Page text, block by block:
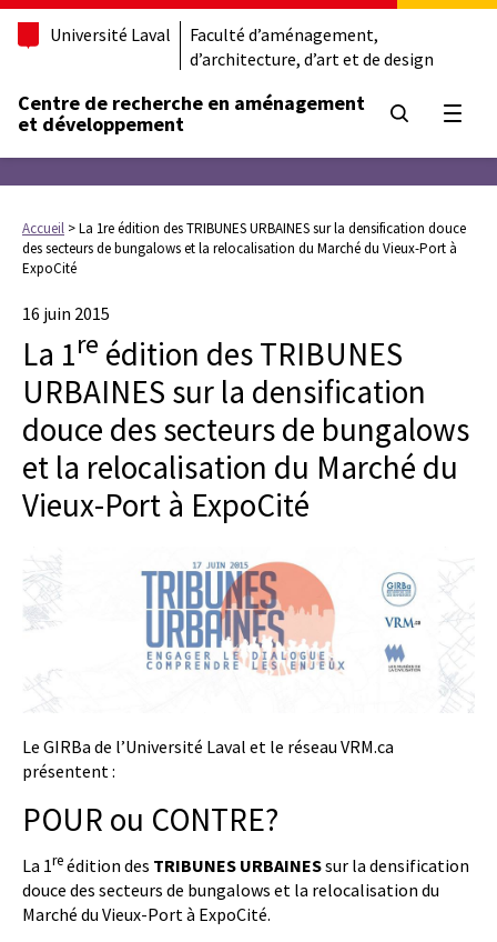
Université Laval
Faculté d’aménagement,
d’architecture, d’art et de design
Centre de recherche en aménagement
et développement
Accueil >La 1re édition des TRIBUNES URBAINES sur la densification douce
des secteurs de bungalows et la relocalisation du Marché du Vieux-Port à
ExpoCité
16 juin 2015
La 1re édition des TRIBUNES
URBAINES sur la densification
douce des secteurs de bungalows
et la relocalisation du Marché du
Vieux-Port à ExpoCité
Le GIRBa de l’Université Laval et le réseau VRM.ca
présentent :
POUR ou CONTRE?
La 1reédition des TRIBUNES URBAINESsur la densification
douce des secteurs de bungalows et la relocalisation du
Marché du Vieux-Port à ExpoCité.